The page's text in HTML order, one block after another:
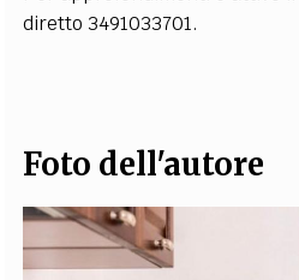
diretto 3491033701.
Foto dell'autore